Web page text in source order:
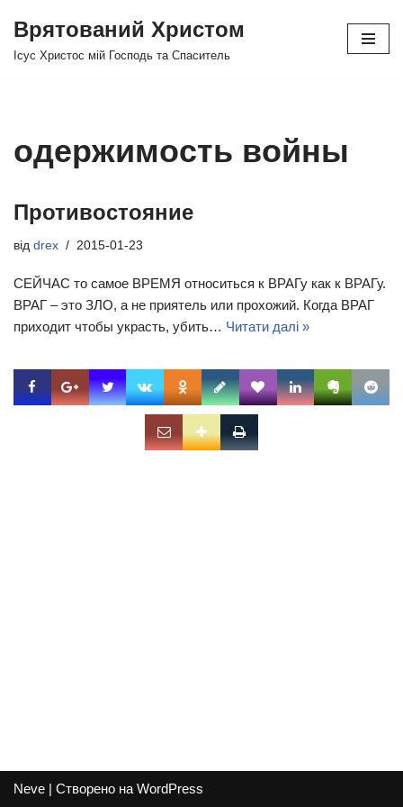
Перейти
Врятований Христом
Ісус Христос мій Господь та Спаситель
одержимость войны
Противостояние
від drex 2015-01-23
СЕЙЧАС то самое ВРЕМЯ относиться к ВРАГу как к ВРАГу.
ВРАГ – это ЗЛО, а не приятель или прохожий. Когда ВРАГ
приходит чтобы украсть, убить… Читати далі »
Neve | Створено на WordPress